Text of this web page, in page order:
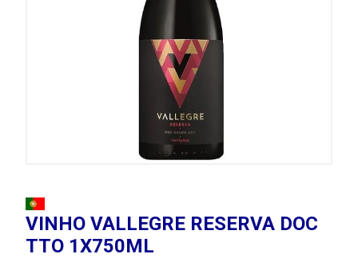
VINHO VALLEGRE RESERVA DOC
TTO 1X750ML